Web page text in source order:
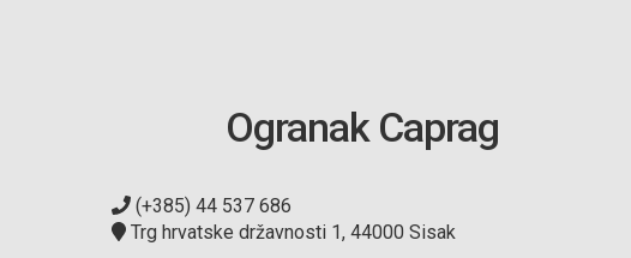
Ogranak Caprag
(+385) 44 537 686
Trg hrvatske državnosti 1, 44000 Sisak